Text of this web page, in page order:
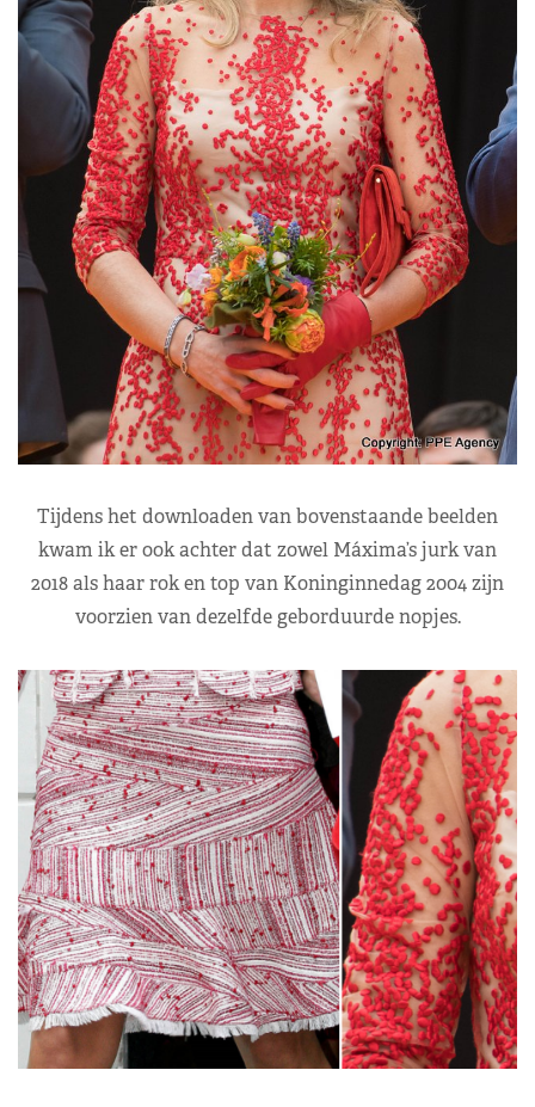
Tijdens het downloaden van bovenstaande beelden
kwam ik er ook achter dat zowel Máxima’s jurk van
2018 als haar rok en top van Koninginnedag 2004 zijn
voorzien van dezelfde geborduurde nopjes.